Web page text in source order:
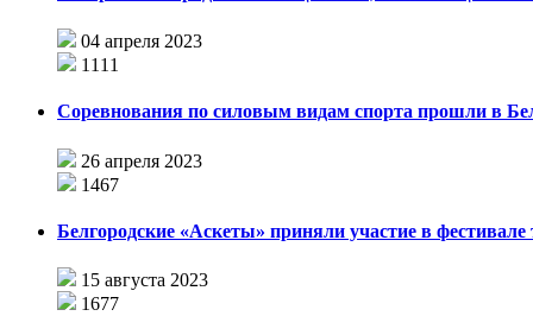
04 апреля 2023
1111
Соревнования по силовым видам спорта прошли в
26 апреля 2023
1467
Белгородские «Аскеты» приняли участие в фестивале
15 августа 2023
1677